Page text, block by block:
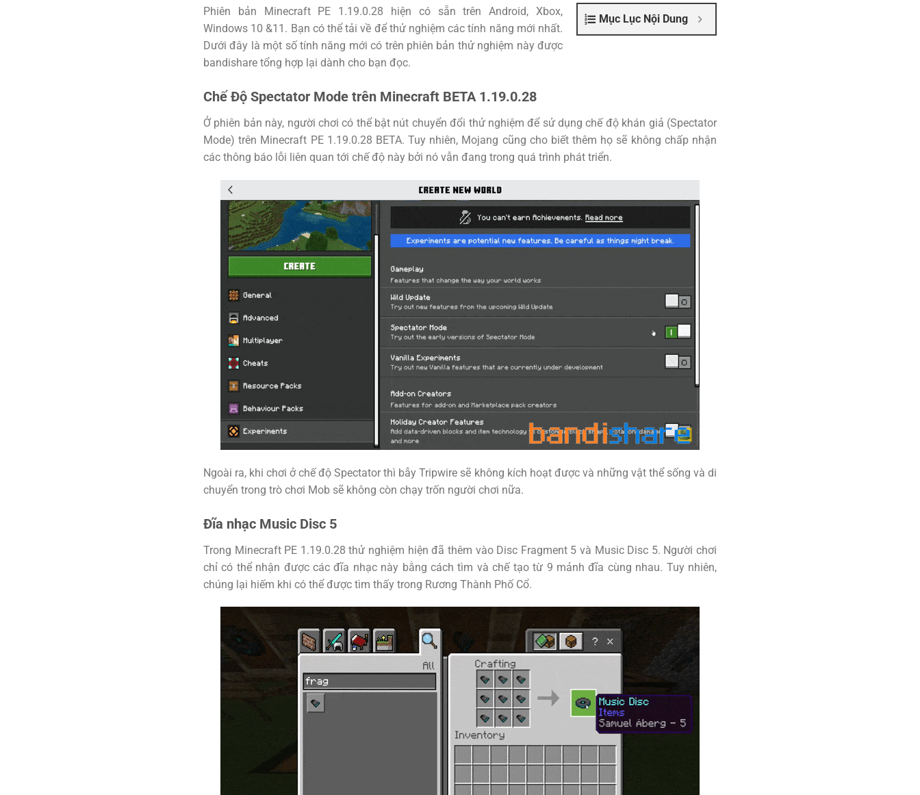
Mục Lục Nội Dung
Phiên bản Minecraft PE 1.19.0.28 hiện có sẵn trên Android, Xbox,
Windows 10 &11. Bạn có thể tải về để thử nghiệm các tính năng mới nhất.
Dưới đây là một số tính năng mới có trên phiên bản thử nghiệm này được
bandishare tổng hợp lại dành cho bạn đọc.
Chế Độ Spectator Mode trên Minecraft BETA 1.19.0.28
Ở phiên bản này, người chơi có thể bật nút chuyển đổi thử nghiệm để sử dụng chế độ khán giả (Spectator
Mode) trên Minecraft PE 1.19.0.28 BETA. Tuy nhiên, Mojang cũng cho biết thêm họ sẽ không chấp nhận
các thông báo lỗi liên quan tới chế độ này bởi nó vẫn đang trong quá trình phát triển.
Ngoài ra, khi chơi ở chế độ Spectator thì bẫy Tripwire sẽ không kích hoạt được và những vật thể sống và di
chuyển trong trò chơi Mob sẽ không còn chạy trốn người chơi nữa.
Đĩa nhạc Music Disc 5
Trong Minecraft PE 1.19.0.28 thử nghiệm hiện đã thêm vào Disc Fragment 5 và Music Disc 5. Người chơi
chỉ có thể nhận được các đĩa nhạc này bằng cách tìm và chế tạo từ 9 mảnh đĩa cùng nhau. Tuy nhiên,
chúng lại hiếm khi có thể được tìm thấy trong Rương Thành Phố Cổ.